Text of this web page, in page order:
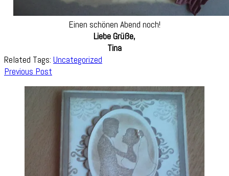
Einen schönen Abend noch!
Liebe Grüße,
Tina
Related Tags: Uncategorized
Post
Previous Post